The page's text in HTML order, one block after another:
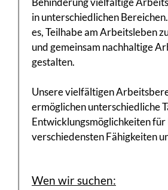
in unterschiedlichen
es, Teilhabe am Arbeitsleben
und gemeinsam nachhaltige
gestalten.
Unsere vielfältigen
ermöglichen unterschiedliche
Entwicklungsmöglichkeiten
verschiedensten Fähigkeiten
Wen wir suchen: